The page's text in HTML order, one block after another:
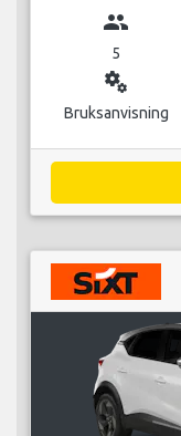
group
5
miscellaneous_services
Bruksanvisning